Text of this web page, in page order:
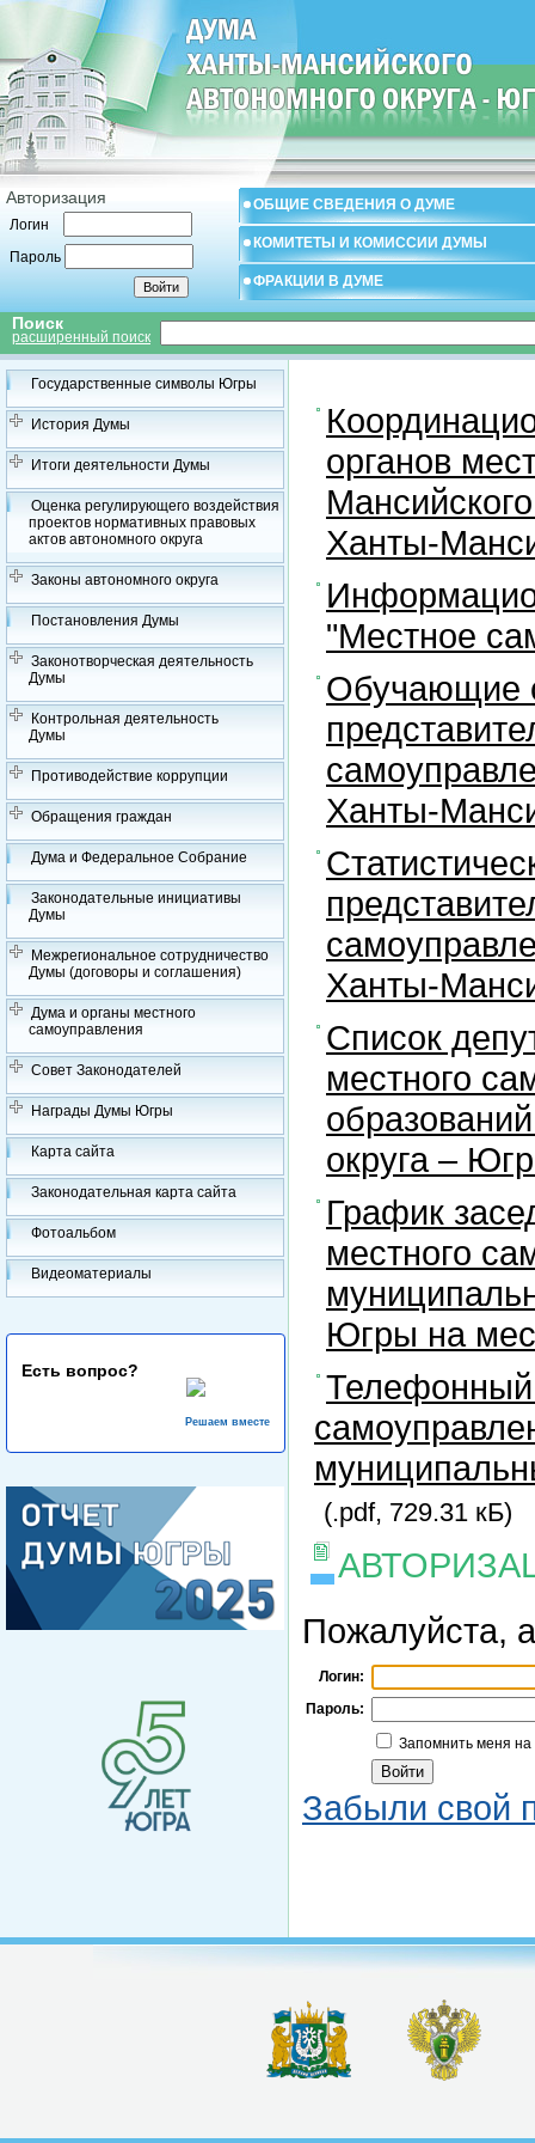
Авторизация
Логин
Пароль
ОБЩИЕ СВЕДЕНИЯ О ДУМЕ
КОМИТЕТЫ И КОМИССИИ ДУМЫ
ФРАКЦИИ В ДУМЕ
Поиск
расширенный поиск
Государственные символы Югры
История Думы
Итоги деятельности Думы
Оценка регулирующего воздействия
проектов нормативных правовых
актов автономного округа
Законы автономного округа
Постановления Думы
Законотворческая деятельность
Думы
Контрольная деятельность
Думы
Противодействие коррупции
Обращения граждан
Дума и Федеральное Собрание
Законодательные инициативы
Думы
Межрегиональное сотрудничество
Думы (договоры и соглашения)
Дума и органы местного
самоуправления
Совет Законодателей
Награды Думы Югры
Карта сайта
Законодательная карта сайта
Фотоальбом
Видеоматериалы
Есть вопрос?
Решаем вместе
органов
Ханты-
"Местное
Обучающие
Ханты-
Ханты-
Список
местного
округа –
График
местного
Югры на
Телефонный
(.pdf, 729.31 кБ)
Пожалуйста,
Логин:
Пароль:
Запомнить меня
Забыли свой